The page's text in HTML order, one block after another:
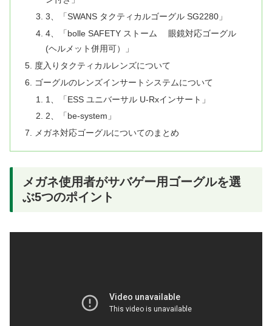
3、「SWANS タクティカルゴーグル SG2280」
4、「bolle SAFETY ストーム 眼鏡対応ゴーグル
(ヘルメット併用可）」
度入りタクティカルレンズについて
ゴーグルのレンズインサートシステムについて
1、「ESS ユニバーサル U-Rxインサート」
2、「be-system」
メガネ対応ゴーグルについてのまとめ
メガネ使用者がサバゲー用ゴーグルを選
ぶ5つのポイント